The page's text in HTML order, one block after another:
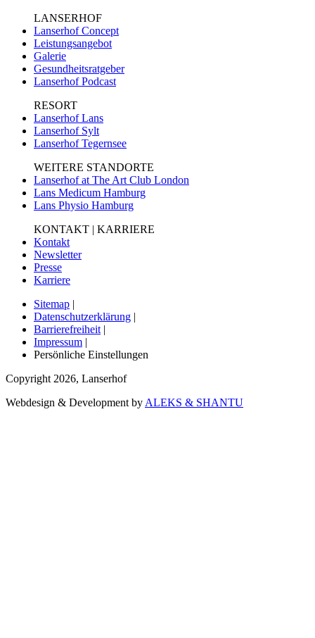
LANSERHOF
Lanserhof Concept
Leistungsangebot
Galerie
Gesundheitsratgeber
Lanserhof Podcast
RESORT
Lanserhof Lans
Lanserhof Sylt
Lanserhof Tegernsee
WEITERE STANDORTE
Lanserhof at The Art Club London
Lans Medicum Hamburg
Lans Physio Hamburg
KONTAKT | KARRIERE
Kontakt
Newsletter
Presse
Karriere
Sitemap |
Datenschutzerklärung |
Barrierefreiheit |
Impressum |
Persönliche Einstellungen
Copyright 2026, Lanserhof
Webdesign & Development by ALEKS & SHANTU